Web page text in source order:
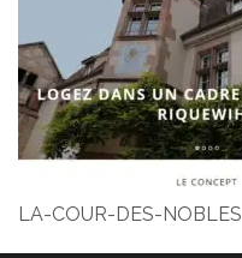
LA-COUR-DES-NOBLES